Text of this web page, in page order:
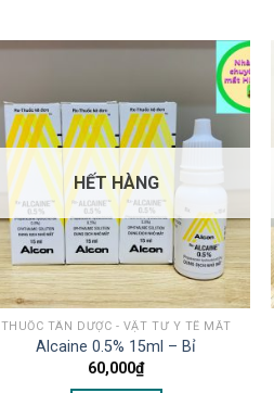
HẾT HÀNG
THUỐC TÂN DƯỢC - VẬT TƯ Y TẾ MẮT
Alcaine 0.5% 15ml – Bỉ
60,000₫